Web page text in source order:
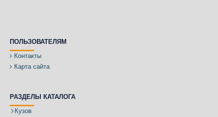
ПОЛЬЗОВАТЕЛЯМ
Контакты
Карта сайта
РАЗДЕЛЫ КАТАЛОГА
Кузов